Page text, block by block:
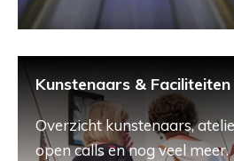
Kunstenaars & Faciliteiten
Overzicht kunstenaars,
open calls en nog veel meer.